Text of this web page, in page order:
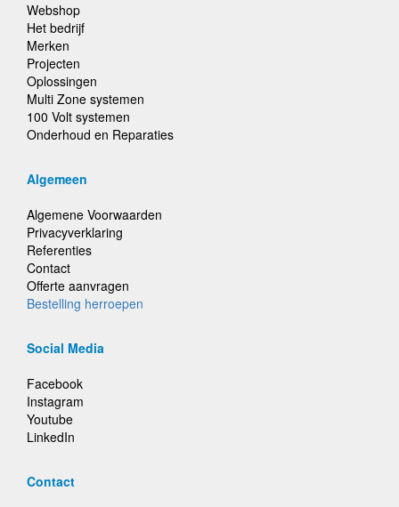
Webshop
Het bedrijf
Merken
Projecten
Oplossingen
Multi Zone systemen
100 Volt systemen
Onderhoud en Reparaties
Algemeen
Algemene Voorwaarden
Privacyverklaring
Referenties
Contact
Offerte aanvragen
Bestelling herroepen
Social Media
Facebook
Instagram
Youtube
LinkedIn
Contact